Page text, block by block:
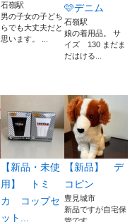
石嶺駅
男の子女の子どち
らでも大丈夫だと
思います。 ...
🩷デニム
石嶺駅
娘の着用品。 サ
イズ 130 まだま
だはける...
【新品・未使
用】 トミ
カ コップセ
ット...
【新品】 デ
コピン
豊見城市
新品ですが自宅保